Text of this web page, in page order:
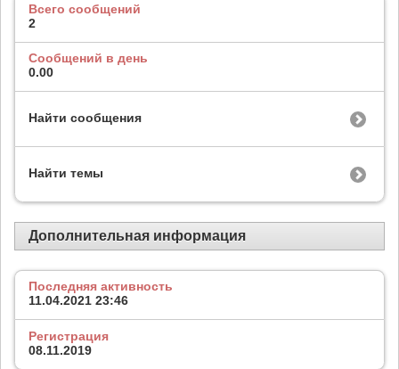
Всего сообщений
2
Сообщений в день
0.00
Найти сообщения
Найти темы
Дополнительная информация
Последняя активность
11.04.2021 23:46
Регистрация
08.11.2019